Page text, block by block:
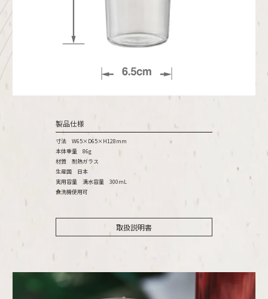
製品仕様
寸法 W65×D65×H128mm
本体重量 86g
材質 耐熱ガラス
生産国 日本
実用容量 満水容量 300ｍL
食洗機使用可
取扱説明書